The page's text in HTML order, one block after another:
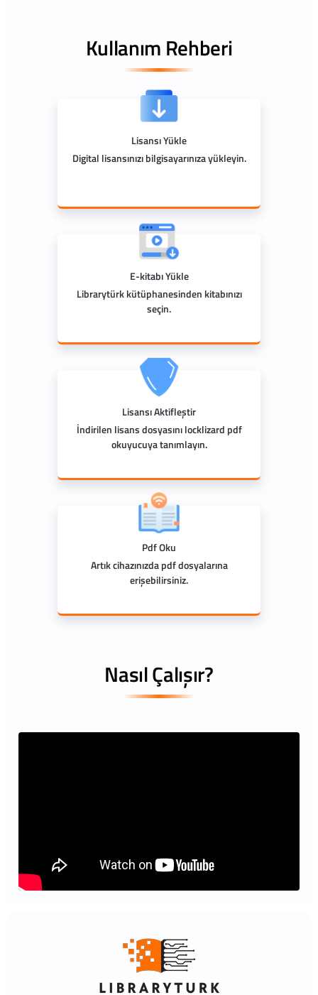
Kullanım Rehberi
Lisansı Yükle
Digital lisansınızı bilgisayarınıza yükleyin.
E-kitabı Yükle
Librarytürk kütüphanesinden kitabınızı
seçin.
Lisansı Aktifleştir
İndirilen lisans dosyasını locklizard pdf
okuyucuya tanımlayın.
Pdf Oku
Artık cihazınızda pdf dosyalarına
erişebilirsiniz.
Nasıl Çalışır?